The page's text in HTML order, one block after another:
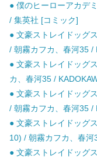
● 僕のヒーローアカデ
/ 集英社 [コミック]
● 文豪ストレイドッグ
/ 朝霧カフカ、春河35 /
● 文豪ストレイドッグ
カ、春河35 /
● 文豪ストレイドッグ
/ 朝霧カフカ、春河35 /
● 文豪ストレイドッグ
10) / 朝霧カフカ、春河
● 文豪ストレイドッグ